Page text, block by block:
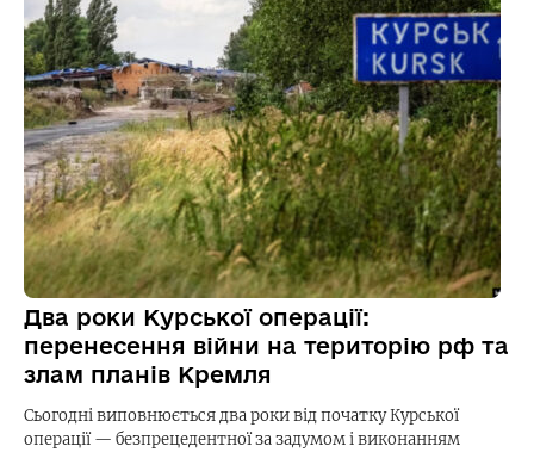
Два роки Курської операції:
перенесення війни на територію рф та
злам планів Кремля
Сьогодні виповнюється два роки від початку Курської
операції — безпрецедентної за задумом і виконанням